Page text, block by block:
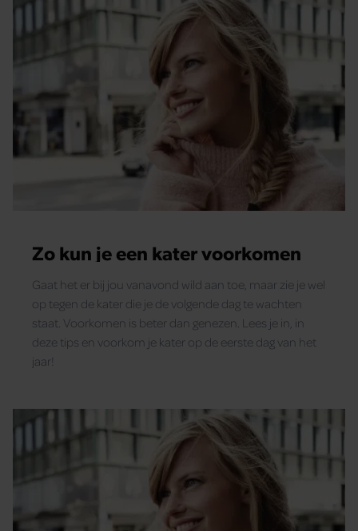
Zo kun je een kater voorkomen
Gaat het er bij jou vanavond wild aan toe, maar zie je wel
op tegen de kater die je de volgende dag te wachten
staat. Voorkomen is beter dan genezen. Lees je in, in
deze tips en voorkom je kater op de eerste dag van het
jaar!